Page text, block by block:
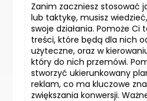
Zanim zaczniesz stosować
lub taktykę, musisz
swoje działania. Pomoże Ci
treści, które będą dla nich
użyteczne, oraz w
który do nich przemówi.
stworzyć ukierunkowany
reklam, co ma kluczowe
zwiększania konwersji.